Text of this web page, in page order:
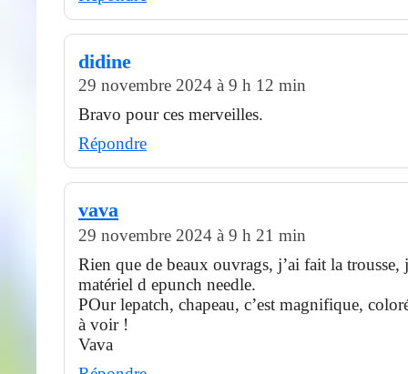
didine
29 novembre 2024 à 9 h 12 min
Bravo pour ces merveilles.
Répondre
vava
29 novembre 2024 à 9 h 21 min
Rien que de beaux ouvrags, j’ai fait la trousse,
matériel d epunch needle.
POur lepatch, chapeau, c’est magnifique,
à voir !
Vava